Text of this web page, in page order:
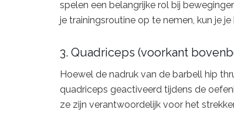
spelen een belangrijke rol bij
je trainingsroutine op te nemen, kun je
3. Quadriceps (voorkant
Hoewel de nadruk van de barbell hip
quadriceps geactiveerd tijdens de
ze zijn verantwoordelijk voor het